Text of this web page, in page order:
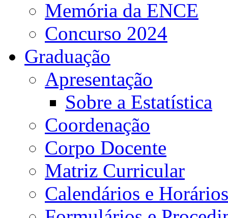
Memória da ENCE
Concurso 2024
Graduação
Apresentação
Sobre a Estatística
Coordenação
Corpo Docente
Matriz Curricular
Calendários e Horários